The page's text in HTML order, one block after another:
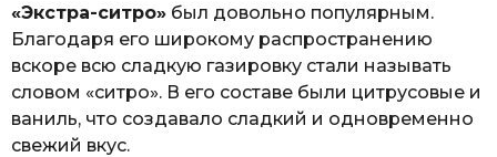
«Экстра-ситро» был довольно популярным.
Благодаря его широкому распространению
вскоре всю сладкую газировку стали называть
словом «ситро». В его составе были цитрусовые и
ваниль, что создавало сладкий и одновременно
свежий вкус.